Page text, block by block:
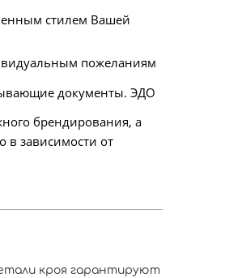
стилем Вашей
пожеланиям
документы. ЭДО
брендирования, а
в зависимости от
кроя гарантируют